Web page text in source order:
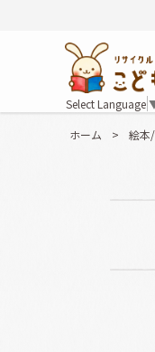
Select Language
ホーム > 絵本